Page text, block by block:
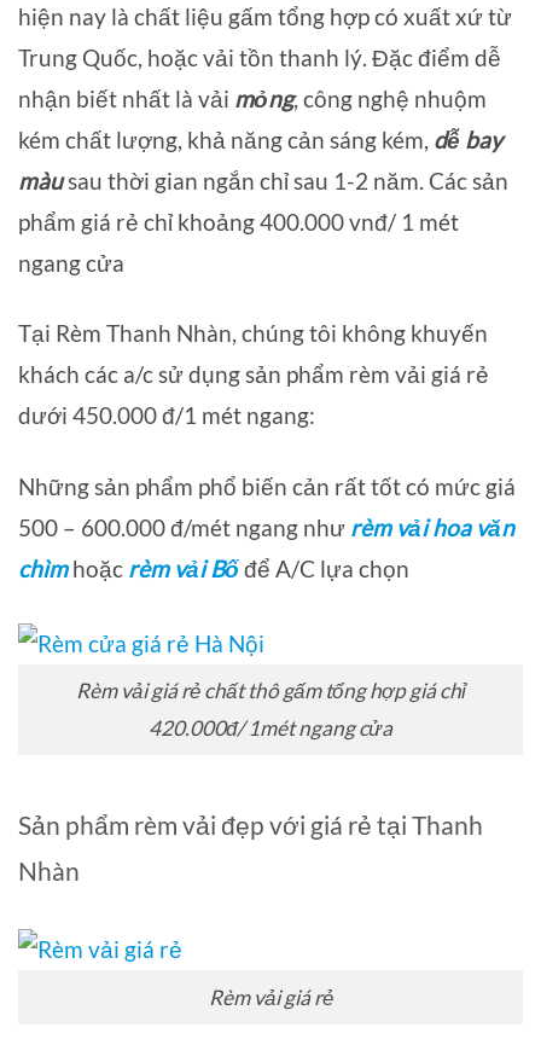
hiện nay là chất liệu gấm tổng hợp có xuất xứ từ
Trung Quốc, hoặc vải tồn thanh lý. Đặc điểm dễ
nhận biết nhất là vải mỏng, công nghệ nhuộm
kém chất lượng, khả năng cản sáng kém, dễ bay
màusau thời gian ngắn chỉ sau 1-2 năm. Các sản
phẩm giá rẻ chỉ khoảng 400.000 vnđ/ 1 mét
ngang cửa
Tại Rèm Thanh Nhàn, chúng tôi không khuyến
khách các a/c sử dụng sản phẩm rèm vải giá rẻ
dưới 450.000 đ/1 mét ngang:
Những sản phẩm phổ biến cản rất tốt có mức giá
500 – 600.000 đ/mét ngang như rèm vải hoa văn
chìmhoặc rèm vải Bốđể A/C lựa chọn
Rèm vải giá rẻ chất thô gấm tổng hợp giá chỉ
420.000đ/ 1mét ngang cửa
Sản phẩm rèm vải đẹp với giá rẻ tại Thanh
Nhàn
Rèm vải giá rẻ